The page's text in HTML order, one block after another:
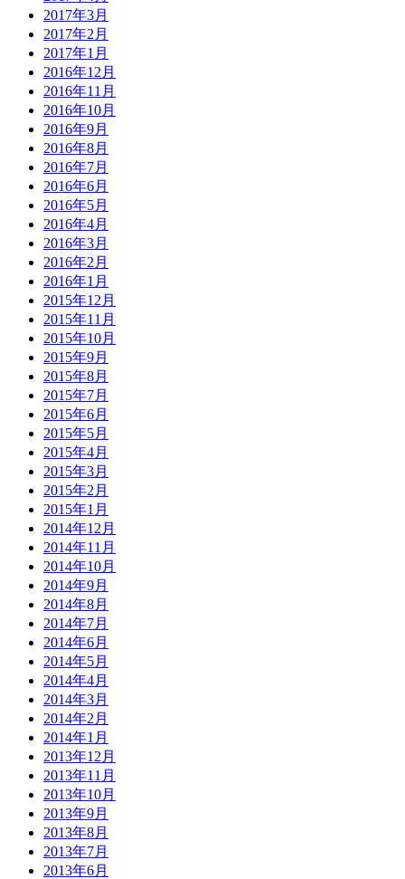
2017年3月
2017年2月
2017年1月
2016年12月
2016年11月
2016年10月
2016年9月
2016年8月
2016年7月
2016年6月
2016年5月
2016年4月
2016年3月
2016年2月
2016年1月
2015年12月
2015年11月
2015年10月
2015年9月
2015年8月
2015年7月
2015年6月
2015年5月
2015年4月
2015年3月
2015年2月
2015年1月
2014年12月
2014年11月
2014年10月
2014年9月
2014年8月
2014年7月
2014年6月
2014年5月
2014年4月
2014年3月
2014年2月
2014年1月
2013年12月
2013年11月
2013年10月
2013年9月
2013年8月
2013年7月
2013年6月